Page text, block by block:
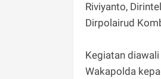
Riviyanto,
Dirpolairud
Kegiatan
Wakapolda